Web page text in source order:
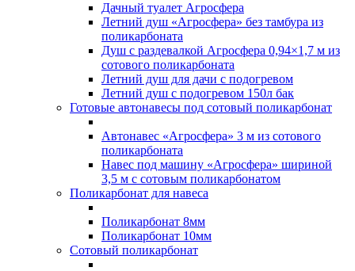
Дачный туалет Агросфера
Летний душ «Агросфера» без тамбура из
поликарбоната
Душ с раздевалкой Агросфера 0,94×1,7 м из
сотового поликарбоната
Летний душ для дачи с подогревом
Летний душ с подогревом 150л бак
Готовые автонавесы под сотовый поликарбонат
Автонавес «Агросфера» 3 м из сотового
поликарбоната
Навес под машину «Агросфера» шириной
3,5 м с сотовым поликарбонатом
Поликарбонат для навеса
Поликарбонат 8мм
Поликарбонат 10мм
Сотовый поликарбонат